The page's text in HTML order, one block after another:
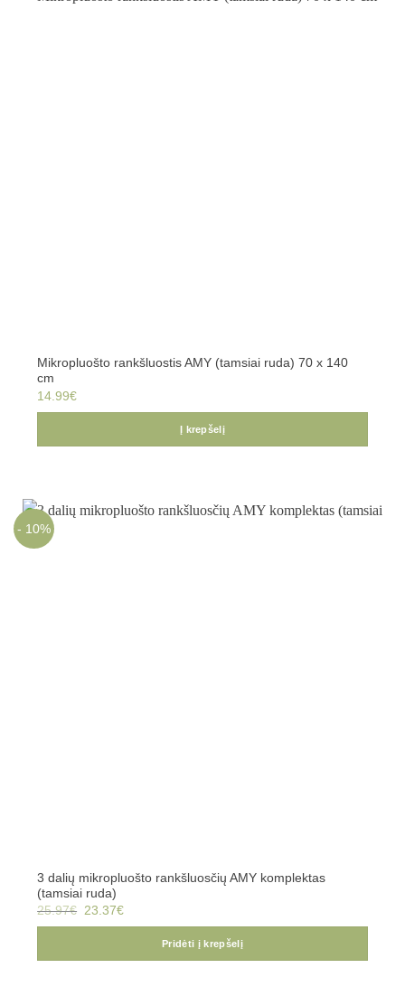
Mikropluošto rankšluostis AMY (tamsiai ruda) 70 x 140
cm
14.99€
Į krepšelį
- 10%
3 dalių mikropluošto rankšluosčių AMY komplektas
(tamsiai ruda)
25.97€ Original
23.37€Current
23.37€.Pridėti į krepšelį